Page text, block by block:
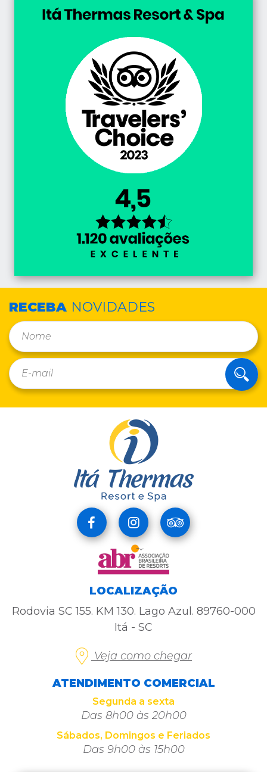
RECEBA NOVIDADES
LOCALIZAÇÃO
Rodovia SC 155. KM 130. Lago Azul. 89760-000
Itá - SC
Veja como chegar
ATENDIMENTO COMERCIAL
Segunda a sexta
Das 8h00 às 20h00
Sábados, Domingos e Feriados
Das 9h00 às 15h00